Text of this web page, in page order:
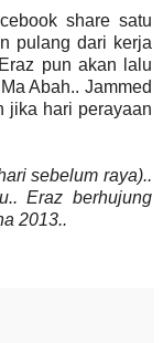
share satu
pulang dari kerja
pun akan lalu
Abah.. Jammed
jika hari perayaan
sebelum raya)..
Eraz berhujung
2013..